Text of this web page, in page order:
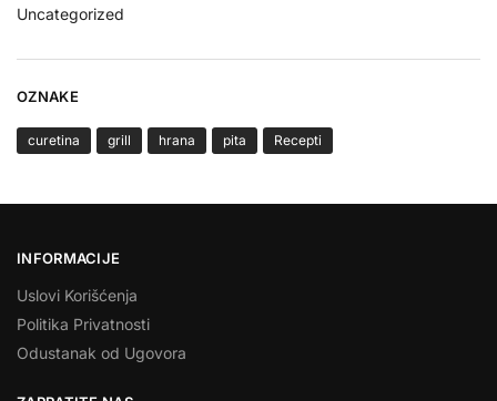
Uncategorized
OZNAKE
curetina grill hrana pita Recepti
INFORMACIJE
Uslovi Korišćenja
Politika Privatnosti
Odustanak od Ugovora